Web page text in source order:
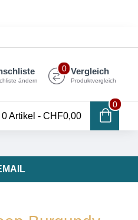
ändern
Vergleich
Produktvergleich
0
0 Artikel - CHF0,00
0